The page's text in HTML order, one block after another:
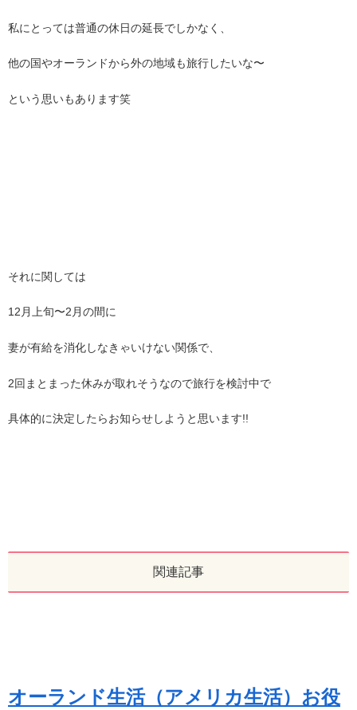
私にとっては普通の休日の延長でしかなく、
他の国やオーランドから外の地域も旅行したいな〜
という思いもあります笑
それに関しては
12月上旬〜2月の間に
妻が有給を消化しなきゃいけない関係で、
2回まとまった休みが取れそうなので旅行を検討中で
具体的に決定したらお知らせしようと思います!!
関連記事
オーランド生活（アメリカ生活）お役